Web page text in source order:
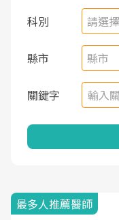
科別 請選擇
縣市 縣市
關鍵字
最多人推薦醫師